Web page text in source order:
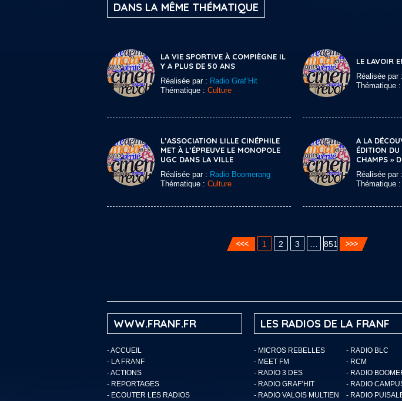
DANS LA MÊME THÉMATIQUE
LA VIE SPORTIVE À COMPIÈGNE IL
Y A PLUS DE 50 ANS
Réalisée par : Radio Graf’Hit
Thématique : Culture
LE LAVOIR
Réalisée par :
Thématique :
L’ASSOCIATION LILLE CINÉPHILE
MET À L’ÉPREUVE LE MONOPOLE
UGC DANS LA VILLE
Réalisée par : Radio Boomerang
Thématique : Culture
A LA
ÉDITION DU
CHAMPS »
Réalisée par :
Thématique :
1 2 3 851
WWW.FRANF.FR
-ACCUEIL
- LA FRANF
-ACTIONS
- REPORTAGES
- ECOUTER LES RADIOS
LES RADIOS DE LA FRANF
- MICROS REBELLES
- RADIO BLC
- MEET FM
- RCM
- RADIO 3 DES
- RADIO
- RADIO GRAF’HIT
- RADIO
- RADIO VALOIS MULTIEN
- RADIO